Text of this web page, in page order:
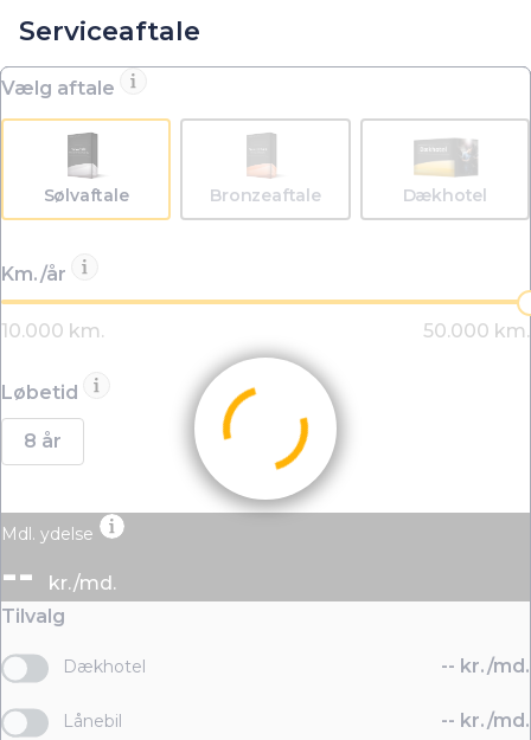
Serviceaftale
Vælg aftale
Sølvaftale Bronzeaftale Dækhotel
Km./år
Løbetid
8 år
Mdl. ydelse
--
kr./md.
Tilvalg
Dækhotel -- kr./md.
Lånebil -- kr./md.